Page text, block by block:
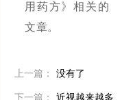
用药方》相关的
文章。
上一篇： 没有了
下一篇：
近视越来越多